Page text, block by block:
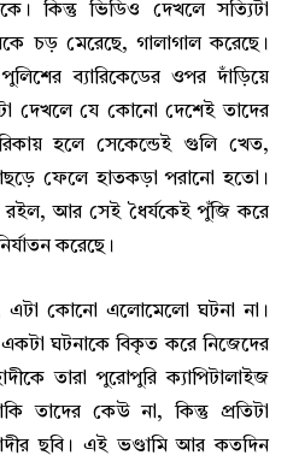
কিন্তু ভিডিও দেখলে সত্যিটা
চড় মেরেছে, গালাগাল করেছে।
ব্যারিকেডের ওপর দাঁড়িয়ে
দেখলে যে কোনো দেশেই তাদের
হলে সেকেন্ডেই গুলি খেত,
ফেলে হাতকড়া পরানো হতো।
রইল, আর সেই ধৈর্যকেই পুঁজি করে
করেছে।
এটা কোনো এলোমেলো ঘটনা না।
একটা ঘটনাকে বিকৃত করে নিজেদের
তারা পুরোপুরি ক্যাপিটালাইজ
তাদের কেউ না, কিন্তু প্রতিটা
ছবি। এই ভণ্ডামি আর কতদিন